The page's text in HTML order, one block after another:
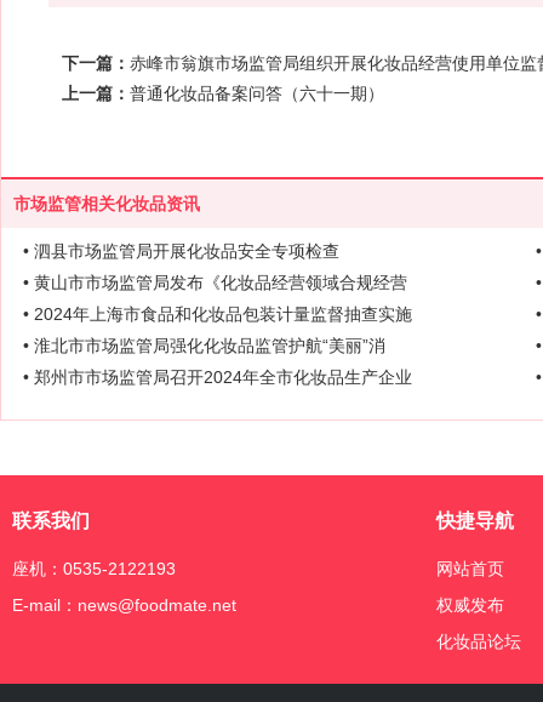
下一篇： 赤峰市翁旗市场监管局组织开展化妆品经营使用单位监
上一篇： 普通化妆品备案问答（六十一期）
市场监管相关化妆品资讯
• 泗县市场监管局开展化妆品安全专项检查
• 黄山市市场监管局发布《化妆品经营领域合规经营
• 2024年上海市食品和化妆品包装计量监督抽查实施
• 淮北市市场监管局强化化妆品监管护航“美丽”消
• 郑州市市场监管局召开2024年全市化妆品生产企业
联系我们
座机：0535-2122193
E-mail：news@foodmate.net
快捷导航
网站首页
权威发布
化妆品论坛